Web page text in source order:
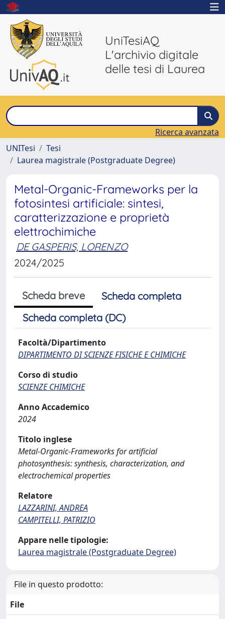
UniTesiAQ
L'archivio digitale
delle tesi di Laurea
Ricerca avanzata
UNITesi
Tesi
Laurea magistrale (Postgraduate Degree)
Metal-Organic-Frameworks per la
fotosintesi artificiale: sintesi,
caratterizzazione e proprietà
elettrochimiche
DE GASPERIS, LORENZO
2024/2025
Scheda breve
Scheda completa
Scheda completa (DC)
Facoltà/Dipartimento
DIPARTIMENTO DI SCIENZE FISICHE E CHIMICHE
Corso di studio
SCIENZE CHIMICHE
Anno Accademico
2024
Titolo inglese
Metal-Organic-Frameworks for artificial
photosynthesis: synthesis, characterization, and
electrochemical properties
Relatore
LAZZARINI, ANDREA
CAMPITELLI, PATRIZIO
Appare nelle tipologie:
Laurea magistrale (Postgraduate Degree)
File in questo prodotto:
File